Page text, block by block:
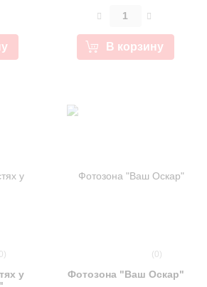
В корзину
у
(0)
Фотозона "Ваш Оскар"